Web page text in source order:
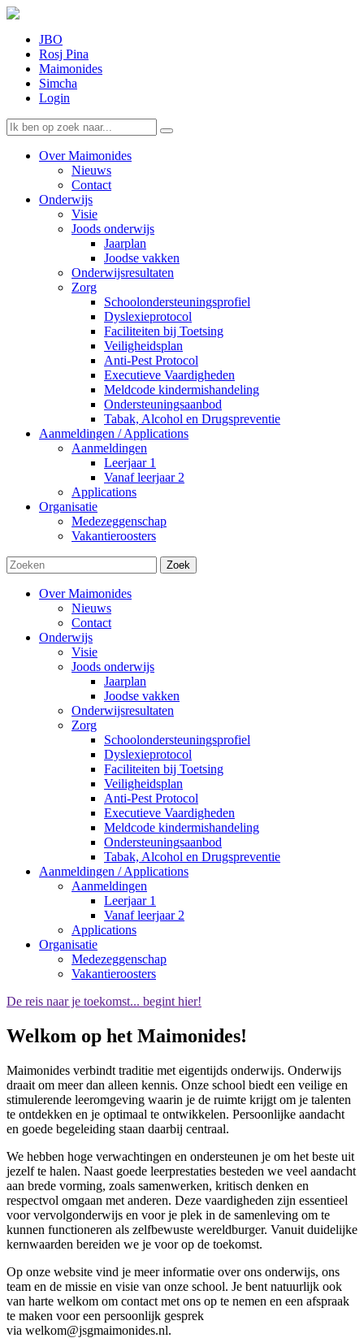
JBO
Rosj Pina
Maimonides
Simcha
Login
Over Maimonides
Nieuws
Contact
Onderwijs
Visie
Joods onderwijs
Jaarplan
Joodse vakken
Onderwijsresultaten
Zorg
Schoolondersteuningsprofiel
Dyslexieprotocol
Faciliteiten bij Toetsing
Veiligheidsplan
Anti-Pest Protocol
Executieve Vaardigheden
Meldcode kindermishandeling
Ondersteuningsaanbod
Tabak, Alcohol en Drugspreventie
Aanmeldingen / Applications
Aanmeldingen
Leerjaar 1
Vanaf leerjaar 2
Applications
Organisatie
Medezeggenschap
Vakantieroosters
Zoek
Over Maimonides
Nieuws
Contact
Onderwijs
Visie
Joods onderwijs
Jaarplan
Joodse vakken
Onderwijsresultaten
Zorg
Schoolondersteuningsprofiel
Dyslexieprotocol
Faciliteiten bij Toetsing
Veiligheidsplan
Anti-Pest Protocol
Executieve Vaardigheden
Meldcode kindermishandeling
Ondersteuningsaanbod
Tabak, Alcohol en Drugspreventie
Aanmeldingen / Applications
Aanmeldingen
Leerjaar 1
Vanaf leerjaar 2
Applications
Organisatie
Medezeggenschap
Vakantieroosters
De reis naar je toekomst... begint hier!
Welkom op het Maimonides!
Maimonides verbindt traditie met eigentijds onderwijs. Onderwijs
draait om meer dan alleen kennis. Onze school biedt een veilige en
stimulerende leeromgeving waarin je de ruimte krijgt om je talenten
te ontdekken en je optimaal te ontwikkelen. Persoonlijke aandacht
en goede begeleiding staan daarbij centraal.
We hebben hoge verwachtingen en ondersteunen je om het beste uit
jezelf te halen. Naast goede leerprestaties besteden we veel aandacht
aan brede vorming, zoals samenwerken, kritisch denken en
respectvol omgaan met anderen. Deze vaardigheden zijn essentieel
voor vervolgonderwijs en voor je plek in de samenleving om te
kunnen functioneren als zelfbewuste wereldburger. Vanuit duidelijke
kernwaarden bereiden we je voor op de toekomst.
Op onze website vind je meer informatie over ons onderwijs, ons
team en de missie en visie van onze school. Je bent natuurlijk ook
van harte welkom om contact met ons op te nemen en een afspraak
te maken voor een persoonlijk gesprek
via welkom@jsgmaimonides.nl.